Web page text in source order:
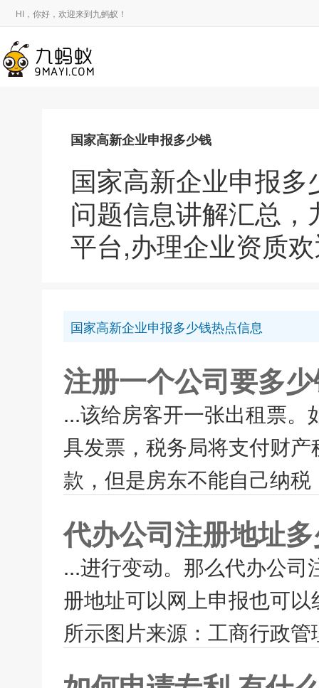
HI，你好，欢迎来到九蚂蚁！
国家高新企业申报多少钱
国家高新企业申报
问题信息讲解汇总
平台,办理企业资质
国家高新企业申报多少钱热点信息
注册一个公司要多
...该给房客开一张出租票
具发票，税务局将支付财
款，但是房东不能自己纳
代办公司注册地址
...进行变动。那么代办公
册地址可以网上申报也可
所示图片来源：工商行政